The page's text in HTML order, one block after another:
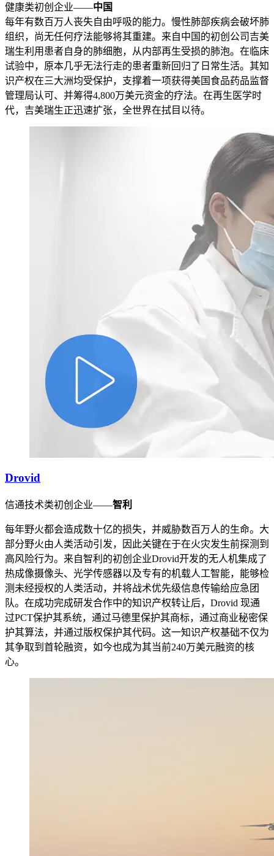
健康类初创企业——中国
每年有数百万人丧失自由呼吸的能力。慢性肺部疾病会破坏肺
组织，尚无任何疗法能够将其重建。来自中国的初创公司吉美
瑞生利用患者自身的肺细胞，从内部再生受损的肺泡。在临床
试验中，原本几乎无法行走的患者重新回归了日常生活。其知
识产权在三大洲均受保护，支撑着一项获得美国食品药品监督
管理局认可、并筹得4,800万美元资金的疗法。在再生医学时
代，吉美瑞生正迅速扩张，全世界在拭目以待。
Drovid
信通技术类初创企业——智利
每年野火都会造成数十亿的损失，并威胁数百万人的生命。大
部分野火由人类活动引发，因此关键在于在火灾发生前探测到
高风险行为。来自智利的初创企业Drovid开发的无人机集成了
热成像摄像头、光学传感器以及专有的机载人工智能，能够检
测未经授权的人类活动，并将战术优先级信息传输给应急团
队。在成功完成研发合作中的知识产权转让后，Drovid 现通
过PCT保护其系统，通过马德里保护其商标，通过商业秘密保
护其算法，并通过版权保护其代码。这一知识产权基础不仅为
其争取到首轮融资，如今也成为其当前240万美元融资的核
心。